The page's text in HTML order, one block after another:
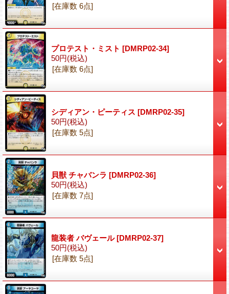
[在庫数 6点]
プロテスト・ミスト [DMRP02-34]
50円(税込)
[在庫数 6点]
シディアン・ピーティス [DMRP02-35]
50円(税込)
[在庫数 5点]
貝獣 チャバンラ [DMRP02-36]
50円(税込)
[在庫数 7点]
龍装者 バヴェール[DMRP02-37]
50円(税込)
[在庫数 5点]